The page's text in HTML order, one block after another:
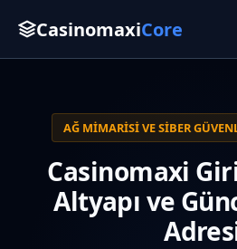
CasinomaxiCore
AĞ MIMARISI VE SIBER
Casinomaxi
Altyapı ve